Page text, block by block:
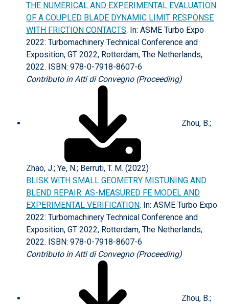
THE NUMERICAL AND EXPERIMENTAL EVALUATION
OF A COUPLED BLADE DYNAMIC LIMIT RESPONSE
WITH FRICTION CONTACTS. In: ASME Turbo Expo
2022: Turbomachinery Technical Conference and
Exposition, GT 2022, Rotterdam, The Netherlands,
2022. ISBN: 978-0-7918-8607-6
Contributo in Atti di Convegno (Proceeding)
Zhou, B.;
Zhao, J.; Ye, N.; Berruti, T. M. (2022)
BLISK WITH SMALL GEOMETRY MISTUNING AND
BLEND REPAIR: AS-MEASURED FE MODEL AND
EXPERIMENTAL VERIFICATION. In: ASME Turbo Expo
2022: Turbomachinery Technical Conference and
Exposition, GT 2022, Rotterdam, The Netherlands,
2022. ISBN: 978-0-7918-8607-6
Contributo in Atti di Convegno (Proceeding)
Zhou, B.;